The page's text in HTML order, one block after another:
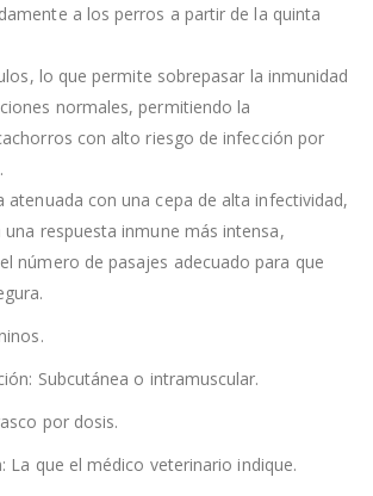
a los perros a partir de la quinta
lo que permite sobrepasar la inmunidad
normales, permitiendo la
con alto riesgo de infección por
atenuada con una cepa de alta infectividad,
respuesta inmune más intensa,
número de pasajes adecuado para que
Subcutánea o intramuscular.
por dosis.
La que el médico veterinario indique.